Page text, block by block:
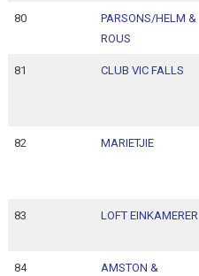
80
PARSONS/HELM &
ROUS
81 CLUB VIC FALLS
82 MARIETJIE
83 LOFT EINKAMERER
84
AMSTON &